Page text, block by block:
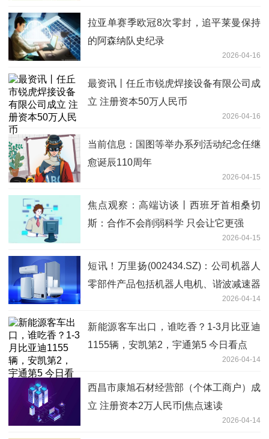
拉亚单赛季欧冠8次零封，追平莱曼保持
的阿森纳队史纪录
2026-04-16
最资讯丨任丘市锐虎焊接设备有限公司成
立 注册资本50万人民币
2026-04-16
当前信息：国图等举办系列活动纪念任继
愈诞辰110周年
2026-04-15
焦点观察：高端访谈丨西班牙首相桑切
斯：合作不会削弱科学 只会让它更强
2026-04-15
短讯！万里扬(002434.SZ)：公司机器人
零部件产品包括机器人电机、谐波减速器
2026-04-14
新能源客车出口，谁吃香？1-3月比亚迪
1155辆，安凯第2，宇通第5 今日看点
2026-04-14
西昌市康旭石材经营部（个体工商户）成
立 注册资本2万人民币|焦点速读
2026-04-14